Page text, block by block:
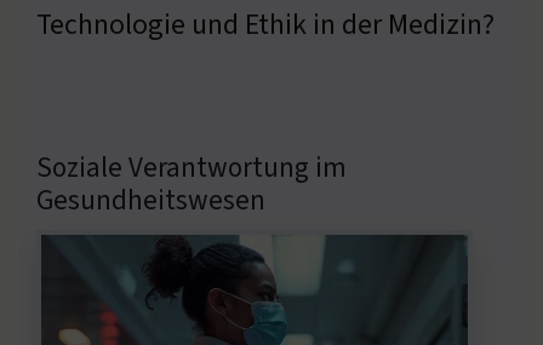
Technologie und Ethik in der Medizin?
Soziale Verantwortung im
Gesundheitswesen